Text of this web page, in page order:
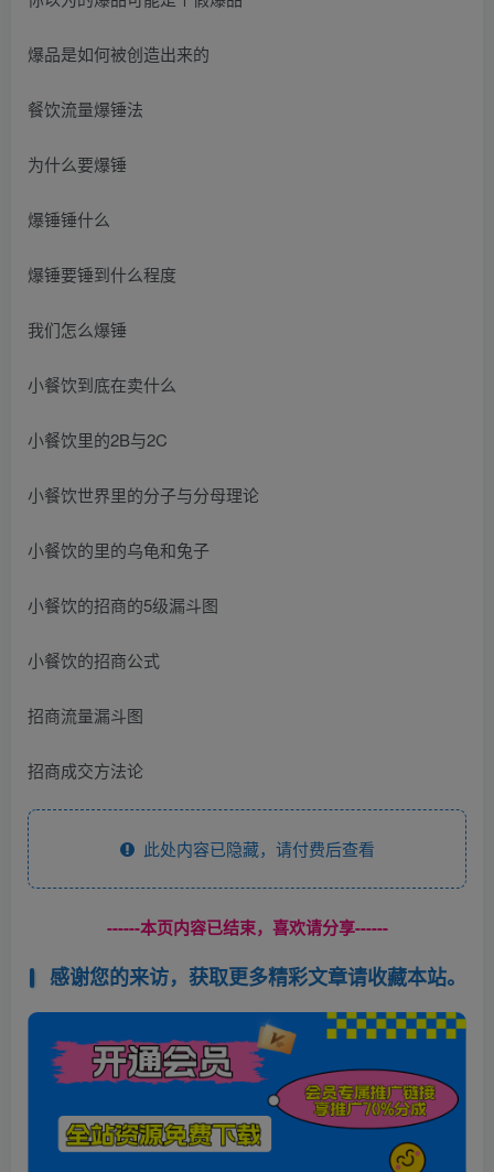
爆品是如何被创造出来的
餐饮流量爆锤法
为什么要爆锤
爆锤锤什么
爆锤要锤到什么程度
我们怎么爆锤
小餐饮到底在卖什么
小餐饮里的2B与2C
小餐饮世界里的分子与分母理论
小餐饮的里的乌龟和兔子
小餐饮的招商的5级漏斗图
小餐饮的招商公式
招商流量漏斗图
招商成交方法论
此处内容已隐藏，请付费后查看
------本页内容已结束，喜欢请分享------
感谢您的来访，获取更多精彩文章请收藏本站。